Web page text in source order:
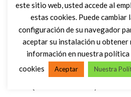
Mejor actuación de Rhythm &
“Please Come Home —
“Get It Right” — Fantasia
este sitio web, usted accede al
estas cookies. Puede cambiar
configuración de su navegador
aceptar su instalación u obtener
información en nuestra política
cookies
Aceptar Nuestra